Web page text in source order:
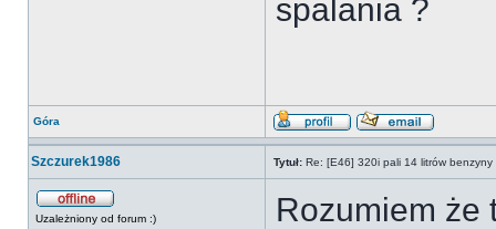
spalania ?
Góra
Szczurek1986 Tytuł: Re: [E46] 320i pali 14 litrów
Uzależniony od forum :)
Rozumiem że